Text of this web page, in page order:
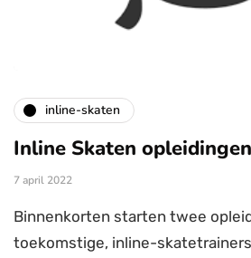
inline-skaten
Inline Skaten
7 april 2022
Binnenkorten starten twee
toekomstige, inline-